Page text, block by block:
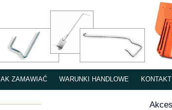
ZAMAWIAĆ WARUNKI HANDLOWE KONTAKT